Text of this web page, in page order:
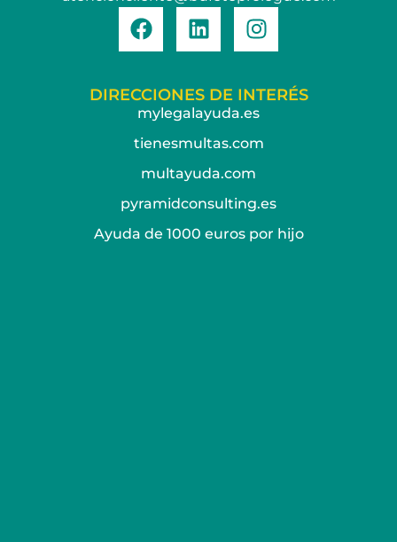
DIRECCIONES DE INTERÉS
mylegalayuda.es
tienesmultas.com
multayuda.com
pyramidconsulting.es
Ayuda de 1000 euros por hijo